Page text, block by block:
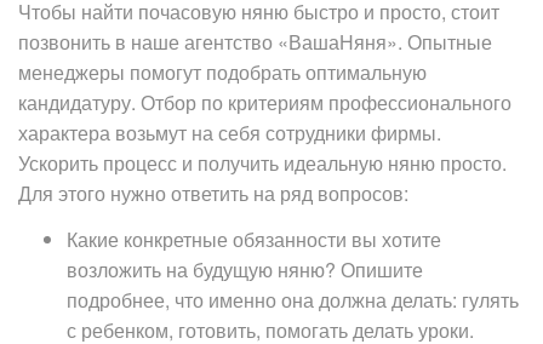
Чтобы найти почасовую няню быстро и просто, стоит
позвонить в наше агентство «ВашаНяня». Опытные
менеджеры помогут подобрать оптимальную
кандидатуру. Отбор по критериям профессионального
характера возьмут на себя сотрудники фирмы.
Ускорить процесс и получить идеальную няню просто.
Для этого нужно ответить на ряд вопросов:
Какие конкретные обязанности вы хотите
возложить на будущую няню? Опишите
подробнее, что именно она должна делать: гулять
с ребенком, готовить, помогать делать уроки.